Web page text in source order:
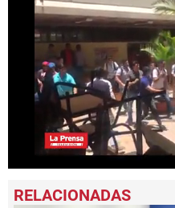
seconds
of